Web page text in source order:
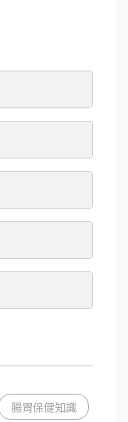
腸胃保健知識